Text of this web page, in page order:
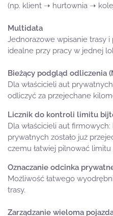
(np. klient ➝ hurtownia ➝
Multidata
Jednorazowe wpisanie trasy
idealne przy pracy w jednej
Bieżący podgląd odliczenia
Dla właścicieli aut
odliczyć za przejechane
Licznik do kontroli limitu
Dla właścicieli aut
prywatnych zostało już
czemu łatwiej pilnować
Oznaczanie odcinka
Możliwość łatwego
trasy.
Zarządzanie wieloma